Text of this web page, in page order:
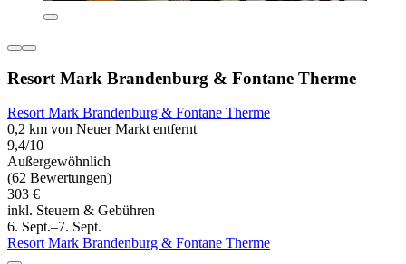
Resort Mark Brandenburg & Fontane Therme
Resort Mark Brandenburg & Fontane Therme
0,2 km von Neuer Markt entfernt
9,4/10
Außergewöhnlich
(62 Bewertungen)
303 €
inkl. Steuern & Gebühren
6. Sept.–7. Sept.
Resort Mark Brandenburg & Fontane Therme